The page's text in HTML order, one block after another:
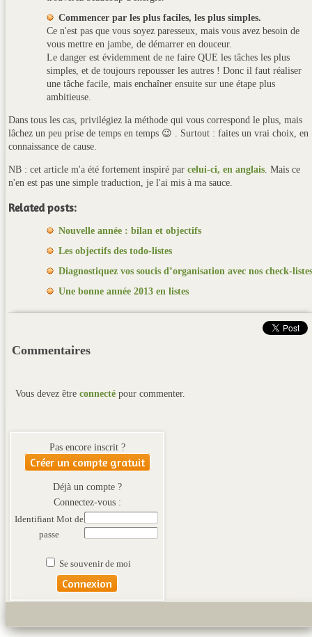
Commencer par les plus faciles, les plus simples.
Ce n'est pas que vous soyez paresseux, mais vous avez besoin de
vous mettre en jambe, de démarrer en douceur.
Le danger est évidemment de ne faire QUE les tâches les plus
simples, et de toujours repousser les autres ! Donc il faut réaliser
une tâche facile, mais enchaîner ensuite sur une étape plus
ambitieuse.
Dans tous les cas, privilégiez la méthode qui vous correspond le plus, mais
lâchez un peu prise de temps en temps 😉 . Surtout : faites un vrai choix, en
connaissance de cause.
NB : cet article m'a été fortement inspiré par celui-ci, en anglais. Mais ce
n'en est pas une simple traduction, je l'ai mis à ma sauce.
Related posts:
Nouvelle année : bilan et objectifs
Les objectifs des todo-listes
Diagnostiquez vos soucis d’organisation avec nos check-listes
Une bonne année 2013 en listes
Commentaires
Vous devez être connecté pour commenter.
Pas encore inscrit ?
Créer un compte gratuit
Déjà un compte ?
Connectez-vous :
Identifiant Mot de
passe
Se souvenir de moi